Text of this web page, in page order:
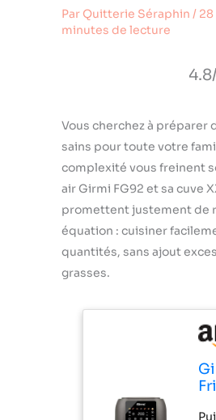
Par Quitterie Séraphin /
minutes de lecture
Vous cherchez à préparer
sains pour toute votre
complexité vous freinent
air Girmi FG92 et sa cuve
promettent justement de
équation : cuisiner
quantités, sans ajout
grasses.